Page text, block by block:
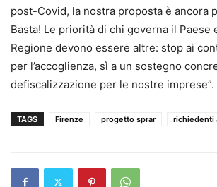
post-Covid, la nostra proposta è ancora
Basta! Le priorità di chi governa il Paese
Regione devono essere altre: stop ai
per l’accoglienza, sì a un sostegno
defiscalizzazione per le nostre imprese”.
TAGS Firenze progetto sprar richiedenti